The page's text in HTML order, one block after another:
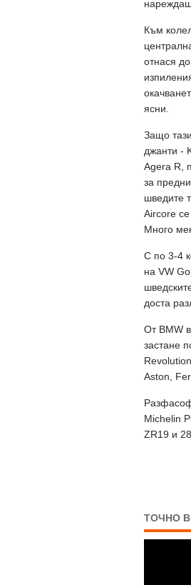
Към
отнася
ясни.
Защо
джанти -
Agera R,
за
шведите
Aircore
Много
С по 3-4
на VW
доста
От BMW
застане
Aston,
Michelin
ZR19 и
ТОЧНО В